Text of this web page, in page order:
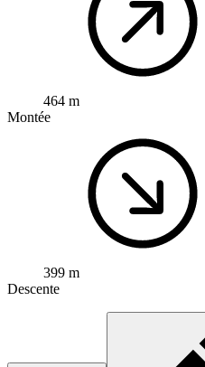
464 m
Montée
399 m
Descente